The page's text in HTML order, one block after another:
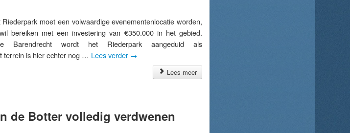
moet een volwaardige evenementenlocatie worden,
bereiken met een investering van €350.000 in het gebied.
Barendrecht wordt het Riederpark aangeduid als
terrein is hier echter nog … Lees verder →
Lees meer
de Botter volledig verdwenen